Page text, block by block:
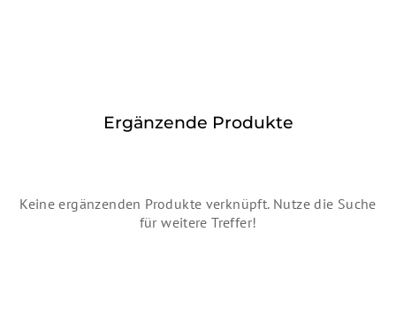
Ergänzende Produkte
Keine ergänzenden Produkte verknüpft. Nutze die Suche
für weitere Treffer!